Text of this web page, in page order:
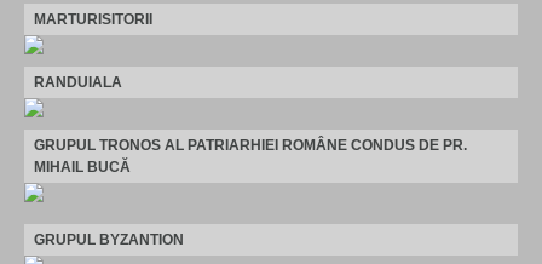
MARTURISITORII
RANDUIALA
GRUPUL TRONOS AL PATRIARHIEI ROMÂNE CONDUS DE PR.
MIHAIL BUCĂ
GRUPUL BYZANTION